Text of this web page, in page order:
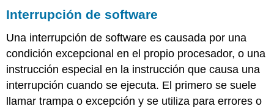
Interrupción de software
Una interrupción de software es causada por una
condición excepcional en el propio procesador, o una
instrucción especial en la instrucción que causa una
interrupción cuando se ejecuta. El primero se suele
llamar trampa o excepción y se utiliza para errores o